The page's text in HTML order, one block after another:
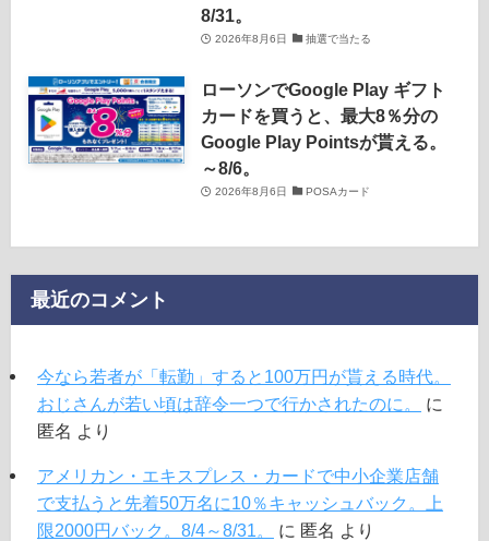
8/31。
2026年8月6日 抽選で当たる
ローソンでGoogle Play ギフト
カードを買うと、最大8％分の
Google Play Pointsが貰える。
～8/6。
2026年8月6日 POSAカード
最近のコメント
今なら若者が「転勤」すると100万円が貰える時代。
おじさんが若い頃は辞令一つで行かされたのに。
に
匿名 より
アメリカン・エキスプレス・カードで中小企業店舗
で支払うと先着50万名に10％キャッシュバック。上
限2000円バック。8/4～8/31。
に 匿名 より